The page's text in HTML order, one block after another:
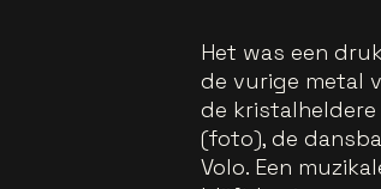
Het was een
de vurige metal
de kristalheldere
(foto), de
Volo. Een